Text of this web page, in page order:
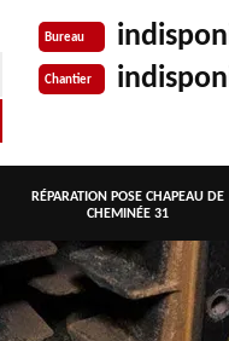
Bureau
Chantier
RÉPARATION POSE CHAPEAU DE
CHEMINÉE 31